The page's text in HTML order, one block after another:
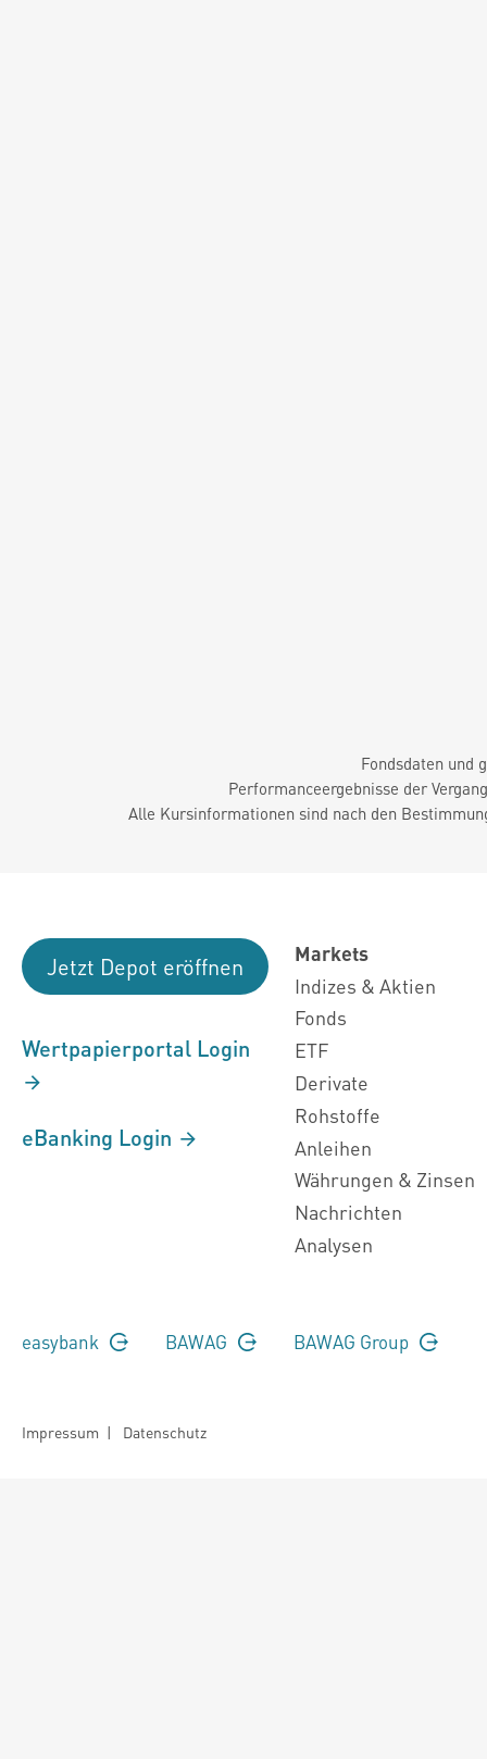
Fondsdaten und
Performanceergebnisse der
Alle Kursinformationen sind nach den
Jetzt Depot eröffnen
Wertpapierportal Login
eBanking Login
Markets
Indizes & Aktien
Fonds
ETF
Derivate
Rohstoffe
Anleihen
Währungen & Zinsen
Nachrichten
Analysen
easybank BAWAG BAWAG Group
Impressum | Datenschutz